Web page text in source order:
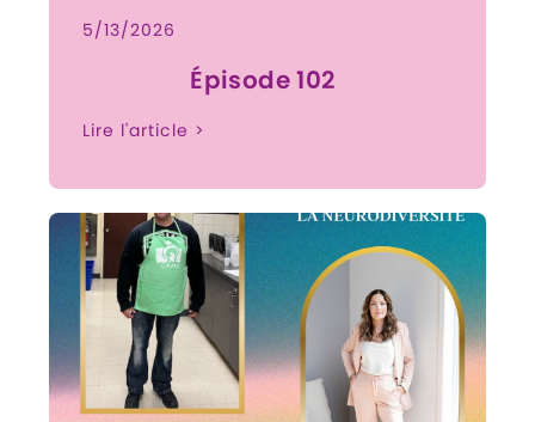
5/13/2026
Épisode 102
Lire l'article >